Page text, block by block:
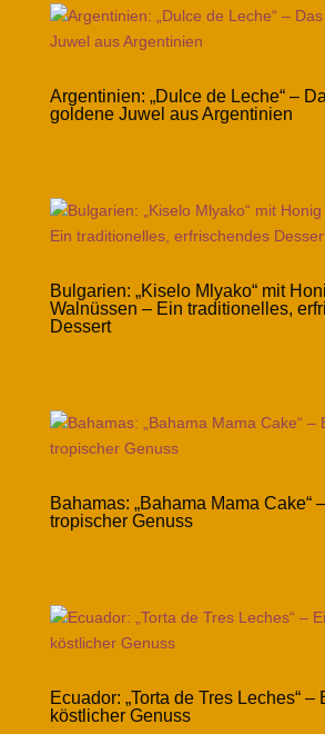
Argentinien: „Dulce de Leche“ –
goldene Juwel aus Argentinien
Bulgarien: „Kiselo Mlyako“ mit
Walnüssen – Ein traditionelles,
Dessert
Bahamas: „Bahama Mama Cake“
tropischer Genuss
Ecuador: „Torta de Tres Leches“ –
köstlicher Genuss